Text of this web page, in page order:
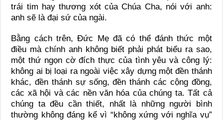
trái tim hay thương xót của Chúa Cha, nói với anh:
anh sẽ là đại sứ của ngài.
Bằng cách trên, Đức Mẹ đã có thể đánh thức một
điều mà chính anh không biết phải phát biểu ra sao,
một thứ ngọn cờ đích thực của tình yêu và công lý:
không ai bị loại ra ngoài việc xây dựng một đền thánh
khác, đền thánh sự sống, đền thánh các cộng đồng,
các xã hội và các nền văn hóa của chúng ta. Tất cả
chúng ta đều cần thiết, nhất là những người bình
thường không đáng kể vì “không xứng với nghĩa vụ”